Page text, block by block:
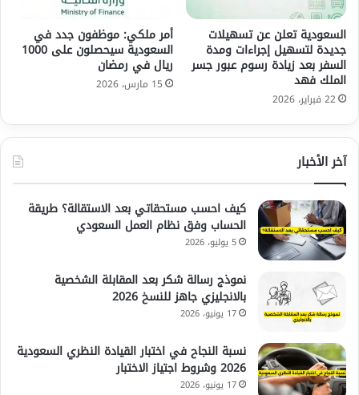
السعودية تعلن عن تسهيلات
جديدة لتسهيل إجراءات ومدة
السفر بعد زيادة رسوم عبور جسر
الملك فهد
22 فبراير، 2026
أمر ملكي: موظفون جدد في
السعودية سيحصلون على 1000
ريال في رمضان
15 مارس، 2026
آخر الأخبار
كيف احسب مستحقاتي بعد الاستقالة؟ طريقة
الحساب وفق نظام العمل السعودي
5 يوليو، 2026
نموذج رسالة شكر بعد المقابلة الشخصية
بالانجليزي جاهز للنسخ 2026
17 يونيو، 2026
نسبة النجاح في اختبار القيادة النظري السعودية
2026 وشروط اجتياز الاختبار
17 يونيو، 2026